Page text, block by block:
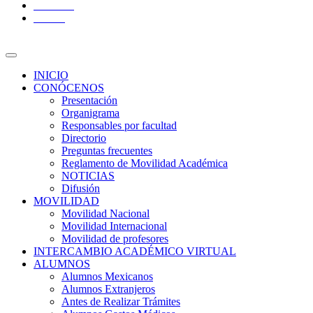
INICIO
CONÓCENOS
Presentación
Organigrama
Responsables por facultad
Directorio
Preguntas frecuentes
Reglamento de Movilidad Académica
NOTICIAS
Difusión
MOVILIDAD
Movilidad Nacional
Movilidad Internacional
Movilidad de profesores
INTERCAMBIO ACADÉMICO VIRTUAL
ALUMNOS
Alumnos Mexicanos
Alumnos Extranjeros
Antes de Realizar Trámites